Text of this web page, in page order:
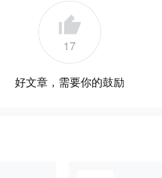
17
好文章，需要你的鼓励